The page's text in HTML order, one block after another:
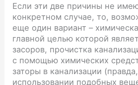
Если эти две причины не
конкретном случае, то,
еще один вариант –
главной целью которой
засоров, прочистка
с помощью химических
заторы в канализации
использовании подобных